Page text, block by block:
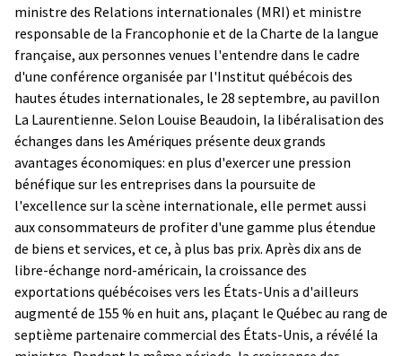
ministre des Relations internationales (MRI) et ministre
responsable de la Francophonie et de la Charte de la langue
française, aux personnes venues l'entendre dans le cadre
d'une conférence organisée par l'Institut québécois des
hautes études internationales, le 28 septembre, au pavillon
La Laurentienne. Selon Louise Beaudoin, la libéralisation des
échanges dans les Amériques présente deux grands
avantages économiques: en plus d'exercer une pression
bénéfique sur les entreprises dans la poursuite de
l'excellence sur la scène internationale, elle permet aussi
aux consommateurs de profiter d'une gamme plus étendue
de biens et services, et ce, à plus bas prix. Après dix ans de
libre-échange nord-américain, la croissance des
exportations québécoises vers les États-Unis a d'ailleurs
augmenté de 155 % en huit ans, plaçant le Québec au rang de
septième partenaire commercial des États-Unis, a révélé la